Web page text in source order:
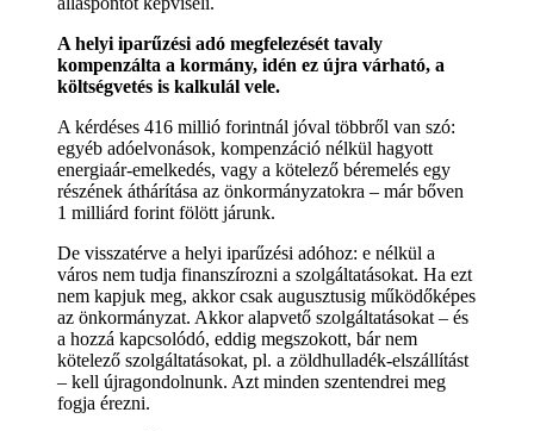
A helyi iparűzési adó megfelezését tavaly
kompenzálta a kormány, idén ez újra várható, a
költségvetés is kalkulál vele.
A kérdéses 416 millió forintnál jóval többről van szó:
egyéb adóelvonások, kompenzáció nélkül hagyott
energiaár-emelkedés, vagy a kötelező béremelés egy
részének áthárítása az önkormányzatokra – már bőven
1 milliárd forint fölött járunk.
De visszatérve a helyi iparűzési adóhoz: e nélkül a
város nem tudja finanszírozni a szolgáltatásokat. Ha ezt
nem kapjuk meg, akkor csak augusztusig működőképes
az önkormányzat. Akkor alapvető szolgáltatásokat – és
a hozzá kapcsolódó, eddig megszokott, bár nem
kötelező szolgáltatásokat, pl. a zöldhulladék-elszállítást
– kell újragondolnunk. Azt minden szentendrei meg
fogja érezni.